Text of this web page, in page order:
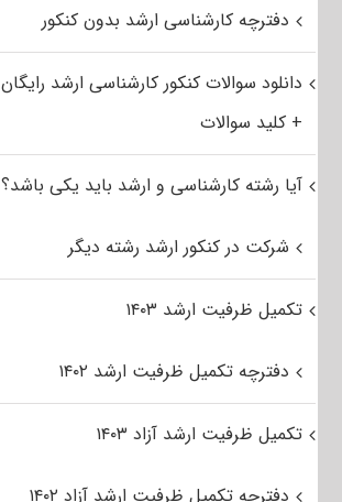
دفترچه کارشناسی ارشد بدون کنکور
دانلود سوالات کنکور کارشناسی ارشد رایگان
+ کلید سوالات
آیا رشته کارشناسی و ارشد باید یکی باشد؟
شرکت در کنکور ارشد رشته دیگر
تکمیل ظرفیت ارشد ۱۴۰۳
دفترچه تکمیل ظرفیت ارشد ۱۴۰۲
تکمیل ظرفیت ارشد آزاد ۱۴۰۳
دفترچه تکمیل ظرفیت ارشد آزاد ۱۴۰۲